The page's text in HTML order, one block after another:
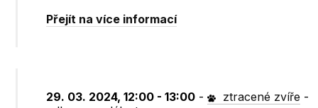
Přejít na více informací
29. 03. 2024, 12:00 - 13:00 - ztracené zvíře -